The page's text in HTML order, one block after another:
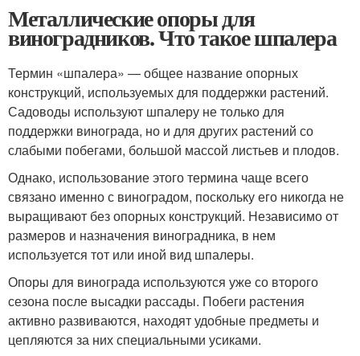
Металлические опоры для
виноградников. Что такое шпалера
Термин «шпалера» — общее название опорных
конструкций, используемых для поддержки растений.
Садоводы используют шпалеру не только для
поддержки винограда, но и для других растений со
слабыми побегами, большой массой листьев и плодов.
Однако, использование этого термина чаще всего
связано именно с виноградом, поскольку его никогда не
выращивают без опорных конструкций. Независимо от
размеров и назначения виноградника, в нем
используется тот или иной вид шпалеры.
Опоры для винограда используются уже со второго
сезона после высадки рассады. Побеги растения
активно развиваются, находят удобные предметы и
цепляются за них специальными усиками.